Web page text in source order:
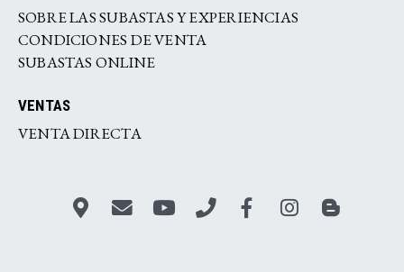
SOBRE LAS SUBASTAS Y EXPERIENCIAS
CONDICIONES DE VENTA
SUBASTAS ONLINE
VENTAS
VENTA DIRECTA